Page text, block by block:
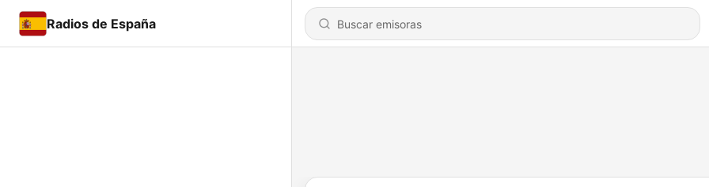
Radios de España